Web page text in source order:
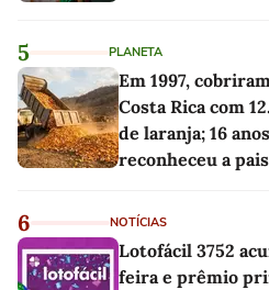
5 PLANETA
Em 1997,
Costa Rica com
de laranja; 16
reconheceu a
6 NOTÍCIAS
Lotofácil 3752
feira e prêmio